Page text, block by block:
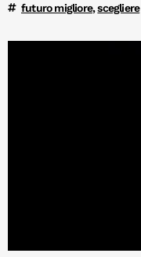
futuro migliore,scegliere